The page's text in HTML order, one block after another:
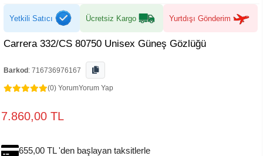
Yetkili Satıcı Ücretsiz Kargo Yurtdışı Gönderim
Carrera 332/CS 80750 Unisex Güneş Gözlüğü
Barkod : 716736976167
(0) YorumYorum Yap
7.860,00 TL
655,00 TL 'den başlayan taksitlerle